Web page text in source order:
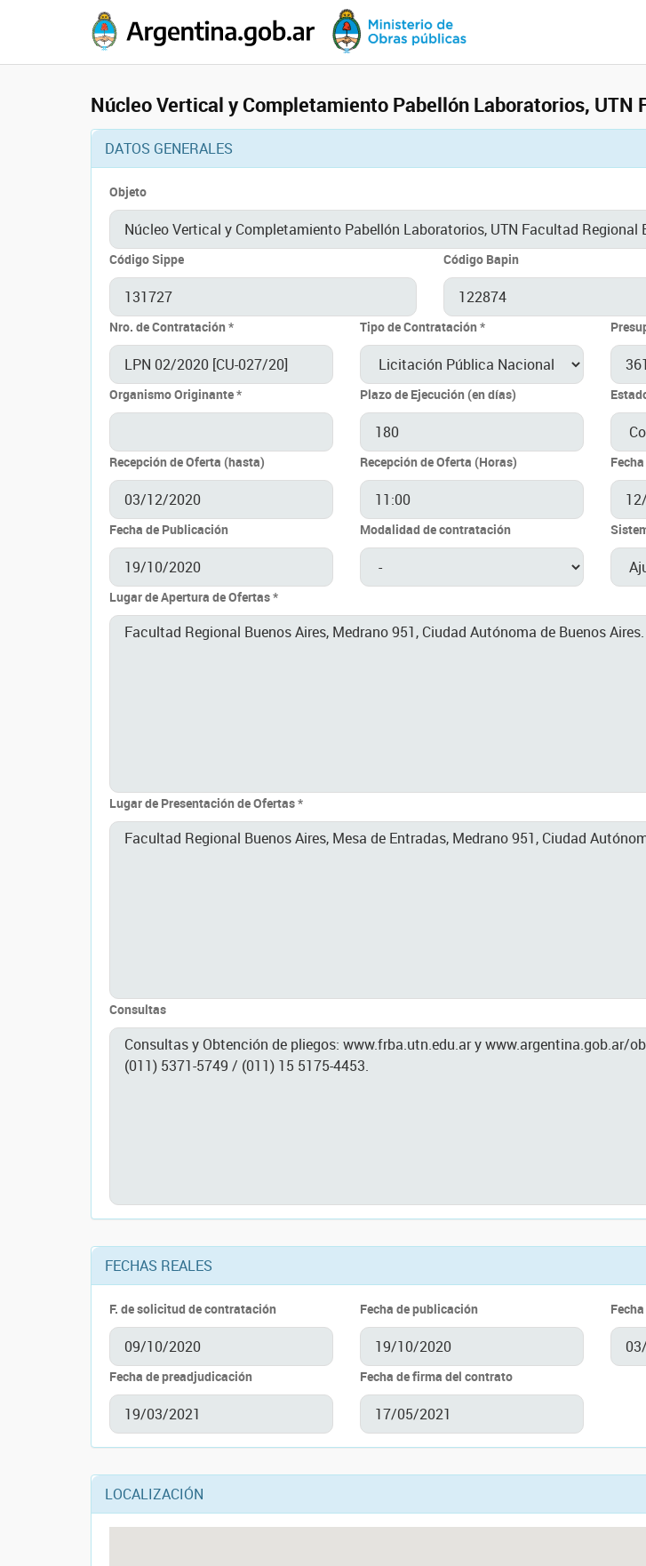
Núcleo Vertical y Completamiento Pabellón Laboratorios, UTN
DATOS GENERALES
Objeto
Código Sippe Código Bapin
Nro. de Contratación * Tipo de Contratación *
Organismo Originante * Plazo de Ejecución (en días)
Recepción de Oferta (hasta) Recepción de Oferta (Horas)
Fecha de Publicación Modalidad de contratación
Lugar de Apertura de Ofertas *
Lugar de Presentación de Ofertas *
Consultas
FECHAS REALES
F. de solicitud de contratación Fecha de publicación
Fecha de preadjudicación Fecha de firma del contrato
LOCALIZACIÓN